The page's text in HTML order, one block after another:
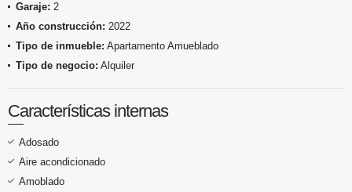
Garaje: 2
Año construcción: 2022
Tipo de inmueble: Apartamento Amueblado
Tipo de negocio: Alquiler
Características internas
Adosado
Aire acondicionado
Amoblado